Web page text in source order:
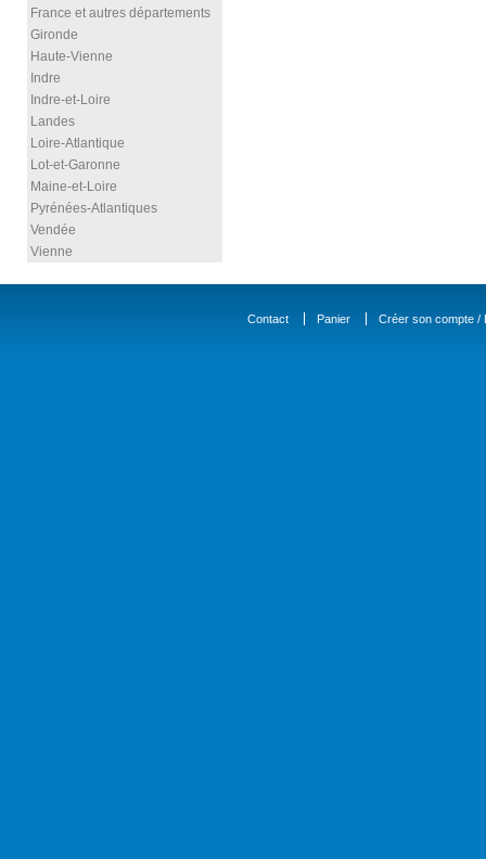
France et autres départements
Gironde
Haute-Vienne
Indre
Indre-et-Loire
Landes
Loire-Atlantique
Lot-et-Garonne
Maine-et-Loire
Pyrénées-Atlantiques
Vendée
Vienne
Contact Panier Créer son compte /